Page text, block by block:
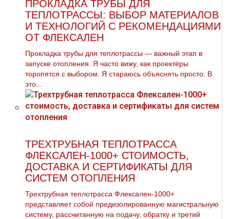
ПРОКЛАДКА ТРУБЫ ДЛЯ
ТЕПЛОТРАССЫ: ВЫБОР МАТЕРИАЛОВ
И ТЕХНОЛОГИЙ С РЕКОМЕНДАЦИЯМИ
ОТ ФЛЕКСАЛЕН
Прокладка трубы для теплотрассы — важный этап в
запуске отопления. Я часто вижу, как проектёры
торопятся с выбором. Я стараюсь объяснять просто. В
это...
ТРЕХТРУБНАЯ ТЕПЛОТРАССА
ФЛЕКСАЛЕН-1000+ СТОИМОСТЬ,
ДОСТАВКА И СЕРТИФИКАТЫ ДЛЯ
СИСТЕМ ОТОПЛЕНИЯ
Трехтрубная теплотрасса Флексален-1000+
представляет собой предизолированную магистральную
систему, рассчитанную на подачу, обратку и третий